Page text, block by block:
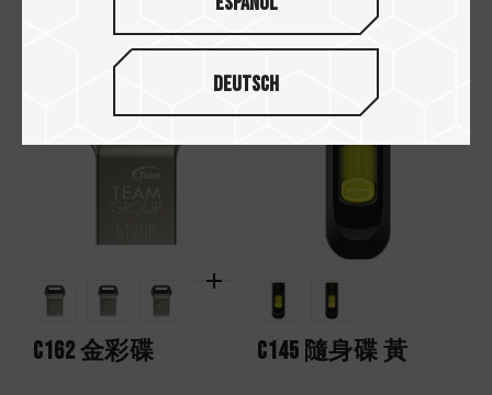
C175 珍珠碟
C162 金彩碟 C145 隨身碟 黃
Deutsch